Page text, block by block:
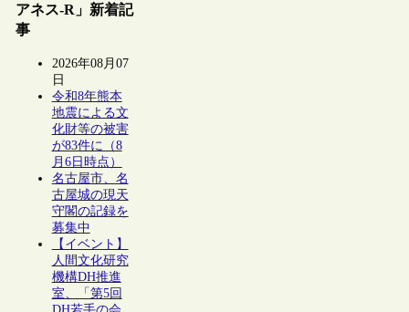
アネス-R」新着記
事
2026年08月07
日
令和8年熊本
地震による文
化財等の被害
が83件に（8
月6日時点）
名古屋市、名
古屋城の現天
守閣の記録を
募集中
【イベント】
人間文化研究
機構DH推進
室、「第5回